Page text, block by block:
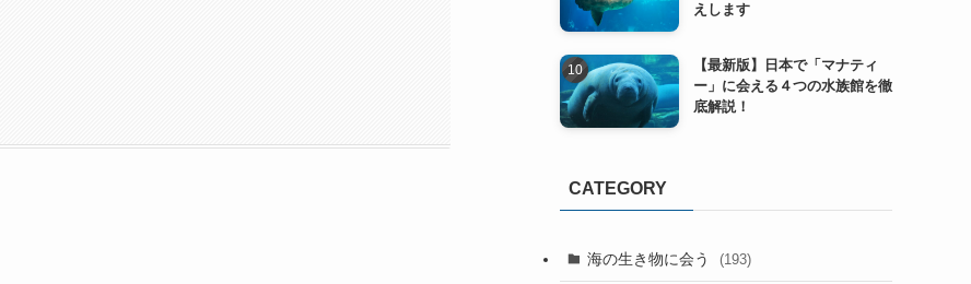
えします
【最新版】日本で「マナティ
ー」に会える４つの水族館を徹
底解説！
CATEGORY
海の生き物に会う (193)